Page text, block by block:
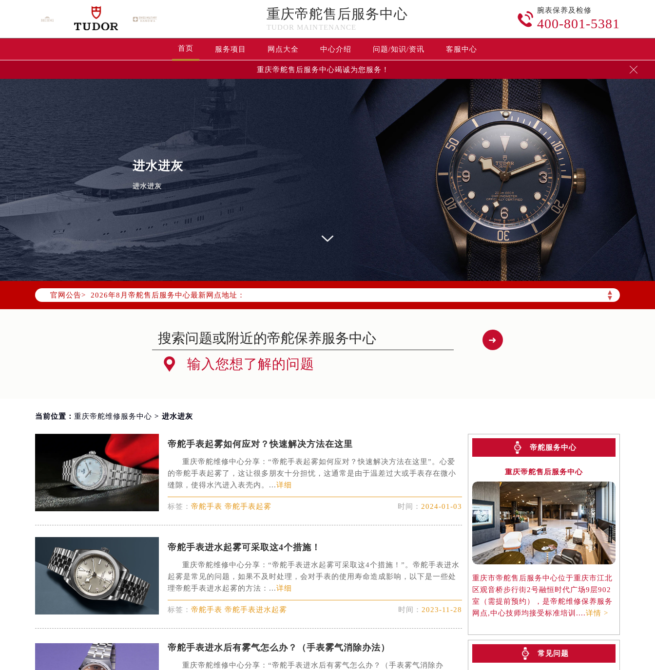
重庆帝舵售后服务中心
TUDOR MAINTENANCE

腕表保养及检修
400-801-5381
首页 服务项目 网点大全 中心介绍 问题/知识/资讯 客服中心
重庆帝舵售后服务中心竭诚为您服务！ 
进水进灰
进水进灰
官网公告> ▲
▼
2026年8月帝舵中国区售后服务网络优化升级公告
2026年8月帝舵全国官方售后客户服务热线：400-801-5381
帝舵官方全国统一服务热线400-801-5381，服务覆盖中国大陆、香港、澳门、台湾全部区域（非大陆需加拨“+86”）
2026年8月帝舵售后服务中心最新网点地址：
北京市朝阳区建国门外大街甲6号华熙国际中心写字楼D座11层1102室（北京总部）（需提前预约）
北京市东城区东长安街1号东方广场写字楼W3座6层602室（需提前预约）
上海市徐汇区虹桥路3号港汇中心写字楼2座37层3705室（需提前预约）
上海市黄浦区南京东路299号宏伊国际广场写字楼8层806室（需提前预约）
南京市秦淮区中山南路1号（新街口）南京中心写字楼22层C1-1室（需提前预约）
盐城市盐都区世纪大道5号盐城金融城写字楼1号楼16层1604室（需提前预约）
宁波市江北区大闸南路500号来福士广场办公楼20层2009室（需提前预约）
杭州市上城区钱江路1366号华润大厦写字楼A座5层503-5室（需提前预约）
金华市金东区东市南街777号金华万达广场写字楼4号楼22层2209室（需提前预约）
绍兴市越城区胜利东路379号世茂天际中心写字楼8层805室（需提前预约）
嘉兴市南湖区广益路705号嘉兴世界贸易中心写字楼A座13层1304室（需提前预约）
南昌市红谷滩新区红谷中大道998号绿地双子塔（中央广场）A1座办公楼14层07室（需提前预约）
济南市历下区经十路11111号华润中心写字楼（万象城）15层1508室（需提前预约）
广州市越秀区环市东路371-375号世界贸易中心大厦南塔写字楼15层07室（需提前预约）
深圳市罗湖区深南东路5001号华润大厦写字楼17层1701室（需提前预约）
惠州市惠城区江北文昌一路7号华贸大厦写字楼1座30层05室（需提前预约）
厦门市思明区湖滨东路95号华润大厦写字楼B座11层1104室（需提前预约）
福州市鼓楼区五四路128-1号恒力城写字楼15层03室（需提前预约）
长沙市芙蓉区定王台街道建湘路393号世茂环球金融中心写字楼（芙蓉广场）10层13室（需提前预约）
郑州市二七区铭功路10号华润大厦写字楼29层2905室（需提前预约）
 输入您想了解的问题
当前位置： 重庆帝舵维修服务中心 > 进水进灰
帝舵手表起雾如何应对？快速解决方法在这里
重庆帝舵维修中心分享：“帝舵手表起雾如何应对？快速解决方法在这里”。心爱
的帝舵手表起雾了，这让很多朋友十分担忧，这通常是由于温差过大或手表存在微小
缝隙，使得水汽进入表壳内。...详细
标签： 帝舵手表 帝舵手表起雾 时间： 2024-01-03
帝舵手表进水起雾可采取这4个措施！
重庆帝舵维修中心分享：“帝舵手表进水起雾可采取这4个措施！”。帝舵手表进水
起雾是常见的问题，如果不及时处理，会对手表的使用寿命造成影响，以下是一些处
理帝舵手表进水起雾的方法：...详细
标签： 帝舵手表 帝舵手表进水起雾 时间： 2023-11-28
帝舵手表进水后有雾气怎么办？（手表雾气消除办法）
重庆帝舵维修中心分享：“帝舵手表进水后有雾气怎么办？（手表雾气消除办
帝舵服务中心
重庆帝舵售后服务中心
重庆市帝舵售后服务中心位于重庆市江北
区观音桥步行街2号融恒时代广场9层902
室（需提前预约），是帝舵维修保养服务
网点,中心技师均接受标准培训....详情 >
常见问题